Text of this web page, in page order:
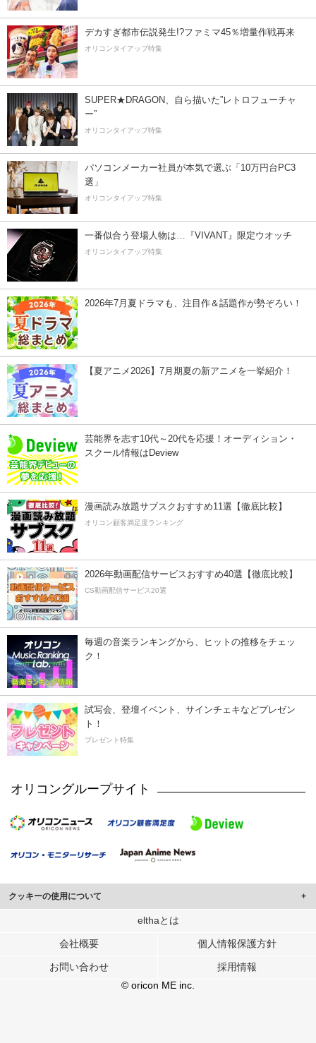
デカすぎ都市伝説発生!?ファミマ45％増量作戦再来
オリコンタイアップ特集
SUPER★DRAGON、自ら描いた”レトロフューチャ
ー”
オリコンタイアップ特集
パソコンメーカー社員が本気で選ぶ「10万円台PC3
選」
オリコンタイアップ特集
一番似合う登場人物は…『VIVANT』限定ウオッチ
オリコンタイアップ特集
2026年7月夏ドラマも、注目作＆話題作が勢ぞろい！
【夏アニメ2026】7月期夏の新アニメを一挙紹介！
芸能界を志す10代～20代を応援！オーディション・
スクール情報はDeview
漫画読み放題サブスクおすすめ11選【徹底比較】
オリコン顧客満足度ランキング
2026年動画配信サービスおすすめ40選【徹底比較】
CS動画配信サービス20選
毎週の音楽ランキングから、ヒットの推移をチェッ
ク！
試写会、登壇イベント、サインチェキなどプレゼン
ト！
プレゼント特集
オリコングループサイト
クッキーの使用について
このサイトでは Cookie を使用して、ユーザーに合わせたコンテンツや広告の
行っています。
メディアや広告配信、データ解析の各パートナーに提供しています。
各パートナーは、この情報とユーザーが各パートナーに提供した他の情報や、
ユーザーが各パートナーのサービスを使用したときに収集した他の情報を組み
elthaとは
会社概要 個人情報保護方針
お問い合わせ
採用情報
© oricon ME inc.